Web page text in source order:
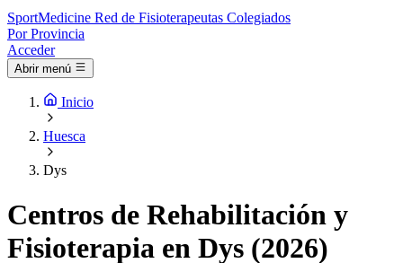
SportMedicine Red de Fisioterapeutas Colegiados
Por Provincia
Acceder
Abrir menú
Inicio
Huesca
Dys
Centros de Rehabilitación y
Fisioterapia en Dys (2026)